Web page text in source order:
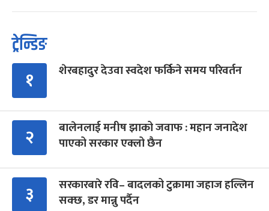
ट्रेन्डिङ
१ शेरबहादुर देउवा स्वदेश फर्किने समय परिवर्तन
२
बालेनलाई मनीष झाको जवाफ : महान जनादेश
पाएको सरकार एक्लो छैन
३
सरकारबारे रवि– बादलको टुक्रामा जहाज हल्लिन
सक्छ, डर मान्नु पर्दैन